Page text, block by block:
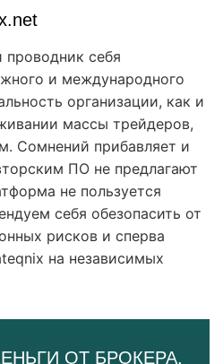
себя
и международного
организации, как и
массы трейдеров,
Сомнений прибавляет и
ПО не предлагают
не пользуется
себя обезопасить от
рисков и сперва
на независимых
ОТ БРОКЕРА,